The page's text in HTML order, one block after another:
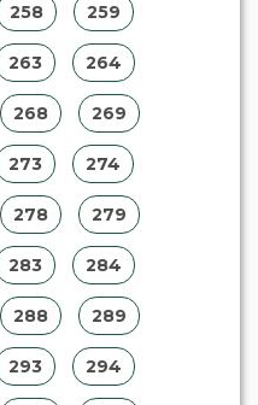
258 259
263 264
268 269
273 274
278 279
283 284
288 289
293 294